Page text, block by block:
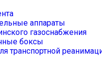
аппараты
газоснабжения
боксы
транспортной